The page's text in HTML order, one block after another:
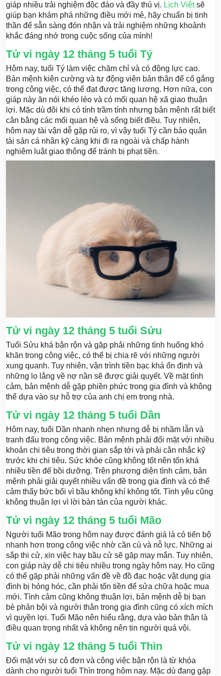
giáp nhiều trải nghiệm độc đáo và đầy thú vị. Lịch Việtsẽ
giúp bạn khám phá những điều mới mẻ, hãy chuẩn bị tinh
thần để sẵn sàng đón nhận và trải nghiệm những khoảnh
khắc đáng nhớ trong cuộc sống của mình!
Tử vi ngày 12 tháng 5 tuổi Tý
Hôm nay, tuổi Tý làm việc chăm chỉ và có động lực cao.
Bản mệnh kiên cường và tự động viên bản thân để cố gắng
trong công việc, có thể đạt được tăng lương. Hơn nữa, con
giáp này ăn nói khéo léo và có mối quan hệ xã giao thuận
lợi. Mặc dù đôi khi có tính trầm tính nhưng bản mệnh rất biết
cân bằng các mối quan hệ và sống biết điều. Tuy nhiên,
hôm nay tài vận dễ gặp rủi ro, vì vậy tuổi Tý cần bảo quản
tài sản cá nhân kỹ càng khi đi ra ngoài và chấp hành
nghiêm luật giao thông để tránh bị phạt tiền.
Tử vi ngày 12 tháng 5 tuổi Sửu
Tuổi Sửu khá bận rộn và gặp phải những tình huống khó
khăn trong công việc, có thể bị chia rẽ với những người
xung quanh. Tuy nhiên, vận trình tiền bạc khá ổn định và
những lo lắng về nợ nần sẽ được giải quyết. Về mặt tình
cảm, bản mệnh dễ gặp phiền phức trong gia đình và không
thể dựa vào sự hỗ trợ của anh chị em trong nhà.
Tử vi ngày 12 tháng 5 tuổi Dần
Hôm nay, tuổi Dần nhanh nhẹn nhưng dễ bị nhầm lẫn và
tranh đấu trong công việc. Bản mệnh phải đối mặt với nhiều
khoản chi tiêu trong thời gian sắp tới và phải cân nhắc kỹ
trước khi chi tiêu. Sức khỏe cũng không tốt nên tốn khá
nhiều tiền để bồi dưỡng. Trên phương diện tình cảm, bản
mệnh phải giải quyết nhiều vấn đề trong gia đình và có thể
cảm thấy bức bối vì bầu không khí không tốt. Tình yêu cũng
không thuận lợi vì lời bàn tán của người khác.
Tử vi ngày 12 tháng 5 tuổi Mão
Người tuổi Mão trong hôm nay được đánh giá là có tiến bộ
nhanh hơn trong công việc nhờ cần cù và nỗ lực. Những ai
sắp thi cử, xin việc hay bầu cử sẽ gặp may mắn. Tuy nhiên,
con giáp này dễ chi tiêu nhiều trong ngày hôm nay. Họ cũng
có thể gặp phải những vấn đề về đồ đạc hoặc vật dụng gia
đình bị hỏng hóc, cần phải tốn tiền để sửa chữa hoặc mua
mới. Tình cảm cũng không thuận lợi, bản mệnh dễ bị bạn
bè phản bội và người thân trong gia đình cũng có xích mích
vì quyền lợi. Tuổi Mão nên hiểu rằng, dựa vào bản thân là
điều quan trọng nhất và không nên tin người quá vội.
Tử vi ngày 12 tháng 5 tuổi Thìn
Đối mặt với sự cô đơn và công việc bận rộn là từ khóa
dành cho người tuổi Thìn trong hôm nay. Mặc dù đang gặp